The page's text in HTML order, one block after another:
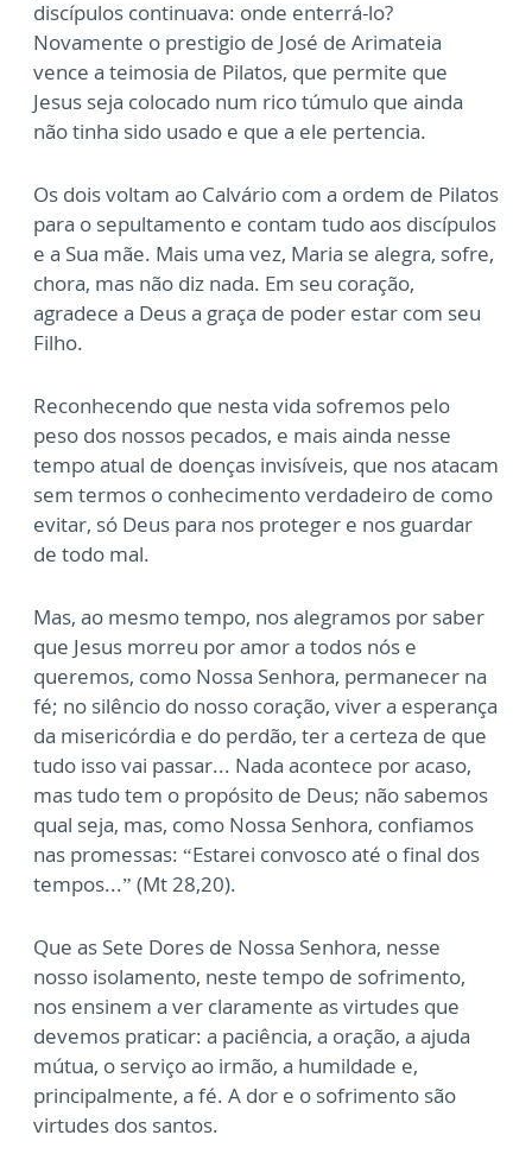
discípulos continuava: onde enterrá-lo?
Novamente o prestigio de José de Arimateia
vence a teimosia de Pilatos, que permite que
Jesus seja colocado num rico túmulo que ainda
não tinha sido usado e que a ele pertencia.
Os dois voltam ao Calvário com a ordem de Pilatos
para o sepultamento e contam tudo aos discípulos
e a Sua mãe. Mais uma vez, Maria se alegra, sofre,
chora, mas não diz nada. Em seu coração,
agradece a Deus a graça de poder estar com seu
Filho.
Reconhecendo que nesta vida sofremos pelo
peso dos nossos pecados, e mais ainda nesse
tempo atual de doenças invisíveis, que nos atacam
sem termos o conhecimento verdadeiro de como
evitar, só Deus para nos proteger e nos guardar
de todo mal.
Mas, ao mesmo tempo, nos alegramos por saber
que Jesus morreu por amor a todos nós e
queremos, como Nossa Senhora, permanecer na
fé; no silêncio do nosso coração, viver a esperança
da misericórdia e do perdão, ter a certeza de que
tudo isso vai passar... Nada acontece por acaso,
mas tudo tem o propósito de Deus; não sabemos
qual seja, mas, como Nossa Senhora, confiamos
nas promessas: “Estarei convosco até o final dos
tempos...” (Mt 28,20).
Que as Sete Dores de Nossa Senhora, nesse
nosso isolamento, neste tempo de sofrimento,
nos ensinem a ver claramente as virtudes que
devemos praticar: a paciência, a oração, a ajuda
mútua, o serviço ao irmão, a humildade e,
principalmente, a fé. A dor e o sofrimento são
virtudes dos santos.